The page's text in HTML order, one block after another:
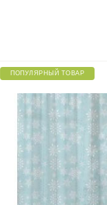
ПОПУЛЯРНЫЙ ТОВАР